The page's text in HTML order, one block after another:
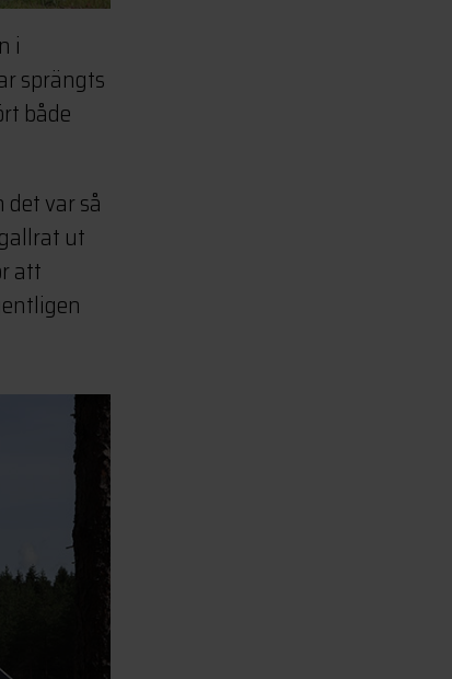
i
sprängts
både
var så
ut
att